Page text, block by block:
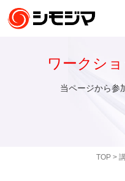
TOP>
ワークシ
当ページから参